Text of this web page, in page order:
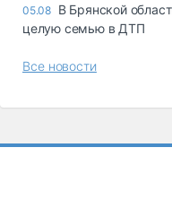
05.08 В Брянской
целую семью в ДТП
Все новости